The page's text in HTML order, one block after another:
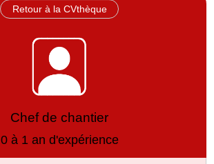
Retour à la CVthèque
Chef de chantier
0 à 1 an d'expérience